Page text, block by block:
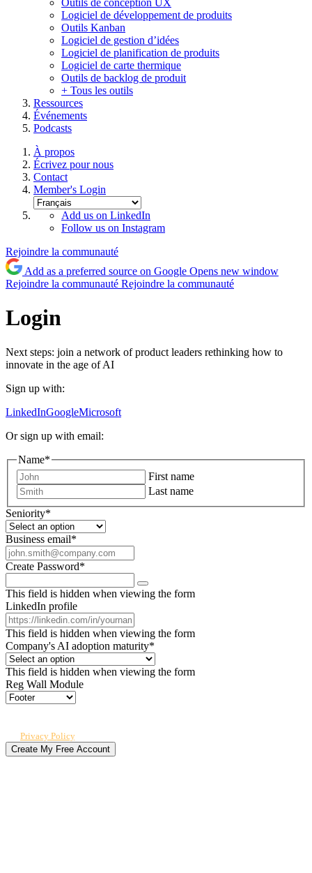
Outils de conception UX
Logiciel de développement de produits
Outils Kanban
Logiciel de gestion d’idées
Logiciel de planification de produits
Logiciel de carte thermique
Outils de backlog de produit
+ Tous les outils
Ressources
Événements
Podcasts
À propos
Écrivez pour nous
Contact
Member's Login
Add us on LinkedIn
Follow us on Instagram
Rejoindre la communauté
Add as a preferred source on Google Opens new window
Rejoindre la communauté Rejoindre la communauté
Login
Next steps: join a network of product leaders rethinking how to
innovate in the age of AI
Sign up with:
LinkedInGoogleMicrosoft
Or sign up with email:
Name*
First name
Last name
Seniority*
Business email*
Create Password*
This field is hidden when viewing the form
LinkedIn profile
This field is hidden when viewing the form
Company's AI adoption maturity*
This field is hidden when viewing the form
Reg Wall Module
Privacy Policy.